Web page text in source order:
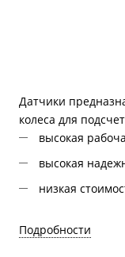
Датчики
колеса для
высокая
высокая
низкая
Подробности